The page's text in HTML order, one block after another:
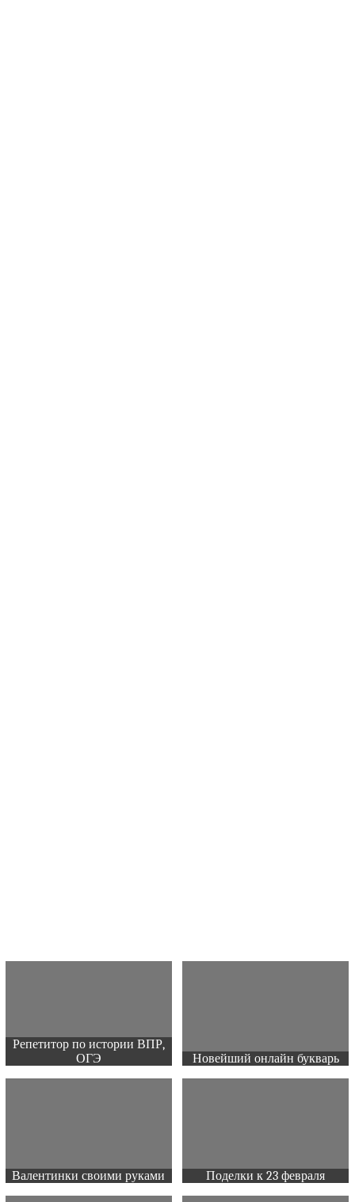
Репетитор по истории ВПР,
ОГЭ
Новейший онлайн букварь
Валентинки своими руками Поделки к 23 февраля